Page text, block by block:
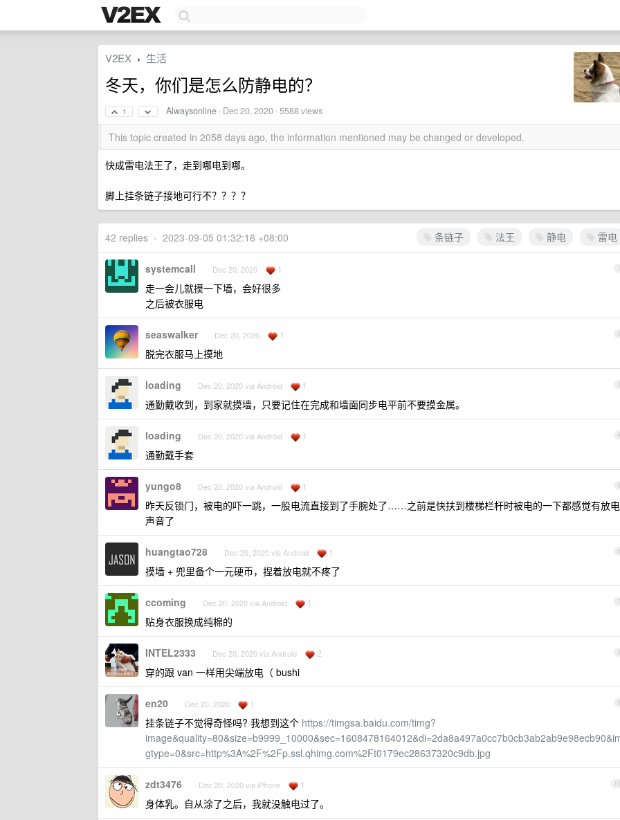
V2EX › 生活
冬天，你们是怎么防静电的？
1 Alwaysonline · Dec 20, 2020 · 5588 views
This topic created in 2058 days ago, the information mentioned may be changed or developed.
快成雷电法王了，走到哪电到哪。
脚上挂条链子接地可行不？？？？
条链子 法王 静电 雷电
42 replies • 2023-09-05 01:32:16 +08:00
1
systemcall Dec 20, 2020 1
走一会儿就摸一下墙，会好很多
之后被衣服电
2
seaswalker Dec 20, 2020 1
脱完衣服马上摸地
3
loading Dec 20, 2020 via Android 1
通勤戴收到，到家就摸墙，只要记住在完成和墙面同步电平前不要摸金属。
4
loading Dec 20, 2020 via Android 1
通勤戴手套
5
yungo8 Dec 20, 2020 via Android 1
昨天反锁门，被电的吓一跳，一股电流直接到了手腕处了……之前是快扶到楼梯栏杆时被电的一下都感觉有放电
声音了
6
huangtao728 Dec 20, 2020 via Android 1
摸墙 + 兜里备个一元硬币，捏着放电就不疼了
7
ccoming Dec 20, 2020 via Android 1
贴身衣服换成纯棉的
8
INTEL2333 Dec 20, 2020 via Android 2
穿的跟 van 一样用尖端放电（ bushi
9
en20 Dec 20, 2020 1
挂条链子不觉得奇怪吗? 我想到这个 https://timgsa.baidu.com/timg?
gtype=0&src=http%3A%2F%2Fp.ssl.qhimg.com%2Ft0179ec28637320c9db.jpg
10
zdt3476 Dec 20, 2020 via iPhone 1
身体乳。自从涂了之后，我就没触电过了。